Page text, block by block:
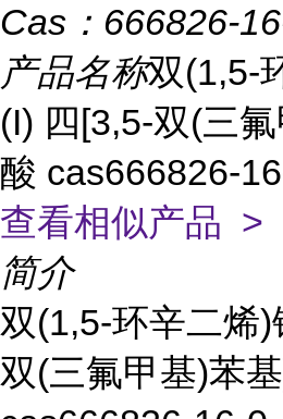
Cas： 666826-
产品名称双(1,5-
(I) 四[3,5-双(三
酸 cas666826-
查看相似产品 >
简介
双(1,5-环辛二烯)
双(三氟甲基)苯